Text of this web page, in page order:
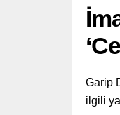
Garip
ilgili